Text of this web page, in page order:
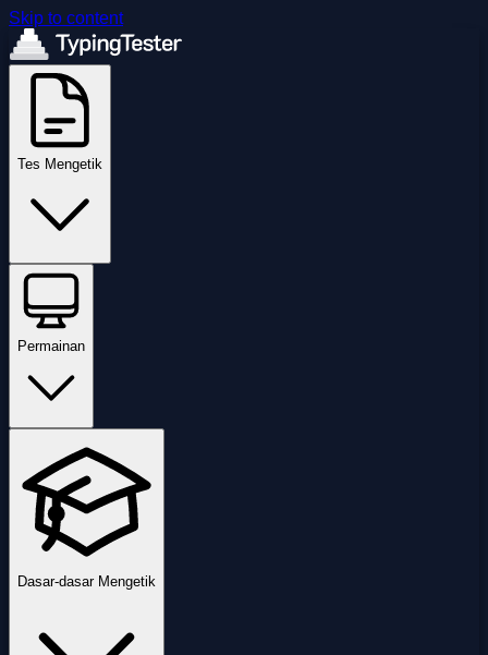
Skip to content
Tes Mengetik
Permainan
Dasar-dasar Mengetik